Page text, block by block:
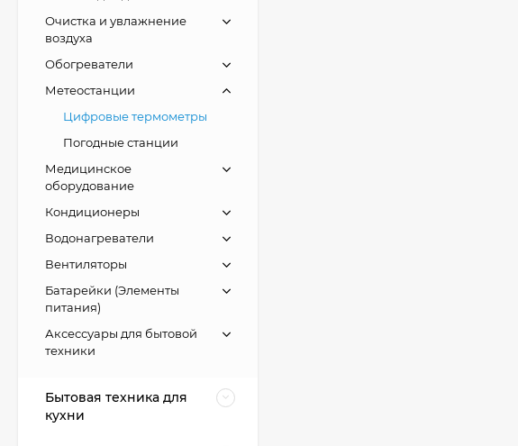
Очистка и увлажнение
воздуха
Обогреватели
Метеостанции
Цифровые термометры
Погодные станции
Медицинское
оборудование
Кондиционеры
Водонагреватели
Вентиляторы
Батарейки (Элементы
питания)
Аксессуары для бытовой
техники
Бытовая техника для
кухни